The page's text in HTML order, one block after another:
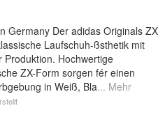
Germany Der adidas Originals ZX
Laufschuh-ßsthetik mit
Hochwertige
ZX-Form sorgen fér einen
in Weiß, Bla... Mehr